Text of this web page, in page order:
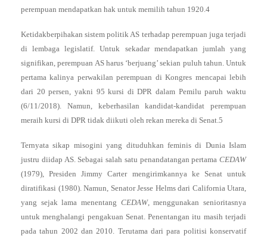
perempuan mendapatkan hak untuk memilih tahun 1920.4
Ketidakberpihakan sistem politik AS terhadap perempuan juga terjadi
di lembaga legislatif. Untuk sekadar mendapatkan jumlah yang
signifikan, perempuan AS harus ‘berjuang’ sekian puluh tahun. Untuk
pertama kalinya perwakilan perempuan di Kongres mencapai lebih
dari 20 persen, yakni 95 kursi di DPR dalam Pemilu paruh waktu
(6/11/2018). Namun, keberhasilan kandidat-kandidat perempuan
meraih kursi di DPR tidak diikuti oleh rekan mereka di Senat.5
Ternyata sikap misogini yang dituduhkan feminis di Dunia Islam
justru diidap AS. Sebagai salah satu penandatangan pertama CEDAW
(1979), Presiden Jimmy Carter mengirimkannya ke Senat untuk
diratifikasi (1980). Namun, Senator Jesse Helms dari California Utara,
yang sejak lama menentang CEDAW, menggunakan senioritasnya
untuk menghalangi pengakuan Senat. Penentangan itu masih terjadi
pada tahun 2002 dan 2010. Terutama dari para politisi konservatif